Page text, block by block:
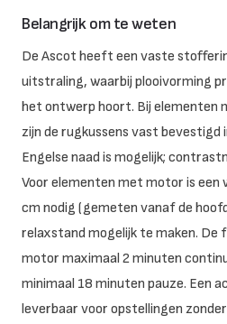
Belangrijk om te weten
De Ascot heeft een vaste
uitstraling, waarbij plooivorming
het ontwerp hoort. Bij
zijn de rugkussens vast bevestigd
Engelse naad is mogelijk;
Voor elementen met motor is een
cm nodig (gemeten vanaf de
relaxstand mogelijk te maken. De
motor maximaal 2 minuten
minimaal 18 minuten pauze. Een
leverbaar voor opstellingen